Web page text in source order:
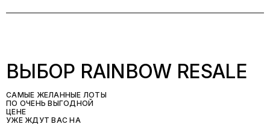
ВЫБОР RAINBOW RESALE
САМЫЕ ЖЕЛАННЫЕ ЛОТЫ
ПО ОЧЕНЬ ВЫГОДНОЙ
ЦЕНЕ
УЖЕ ЖДУТ ВАС НА